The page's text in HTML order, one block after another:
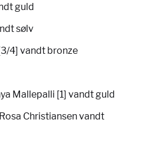
guld
sølv
4] vandt bronze
Mallepalli [1] vandt guld
Christiansen vandt